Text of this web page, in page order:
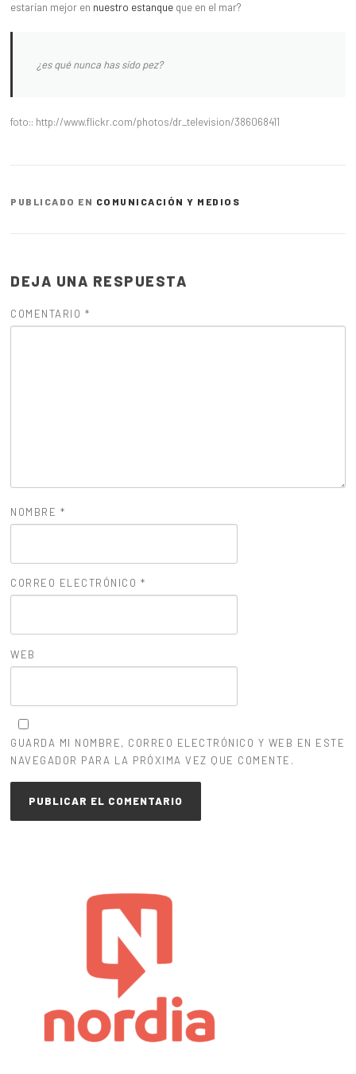
estarían mejor en nuestro estanque que en el mar?
¿es qué nunca has sido pez?
foto:: http://www.flickr.com/photos/dr_television/386068411
PUBLICADO EN COMUNICACIÓN Y MEDIOS
DEJA UNA RESPUESTA
COMENTARIO *
NOMBRE *
CORREO ELECTRÓNICO *
WEB
GUARDA MI NOMBRE, CORREO ELECTRÓNICO Y WEB EN ESTE
NAVEGADOR PARA LA PRÓXIMA VEZ QUE COMENTE.